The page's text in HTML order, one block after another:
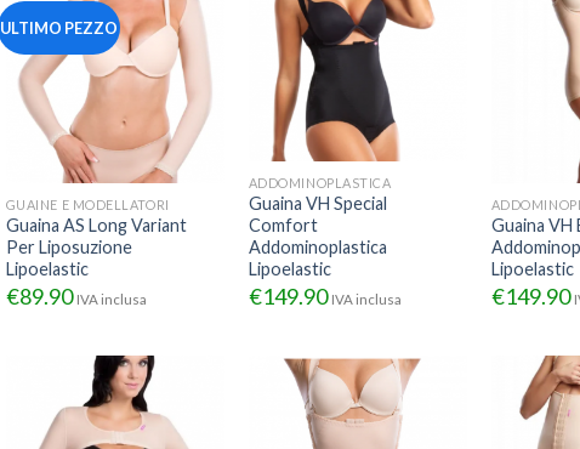
ADDOMINOPLASTICA
Guaina VH Special
Comfort
Addominoplastica
Lipoelastic
€149.90 IVA inclusa
ULTIMO PEZZO
GUAINE E MODELLATORI
Guaina AS Long Variant
Per Liposuzione
Lipoelastic
€89.90 IVA inclusa
Guaina VH
Lipoelastic
€149.90